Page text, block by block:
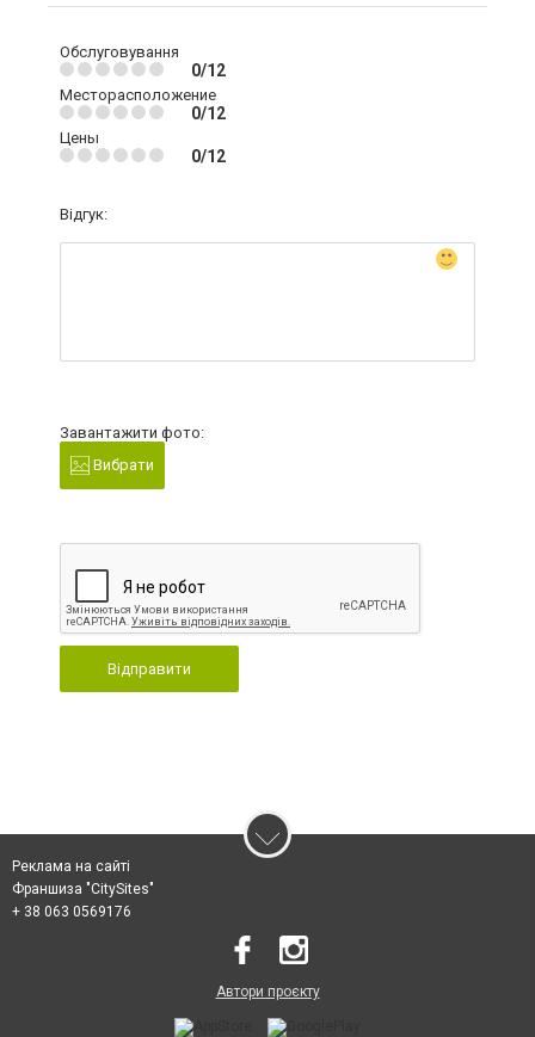
Обслуговування
0/12
Месторасположение
0/12
Цены
0/12
Відгук:
Завантажити фото:
Вибрати
Відправити
Реклама на сайті
Франшиза "CitySites"
+ 38 063 0569176
Автори проєкту